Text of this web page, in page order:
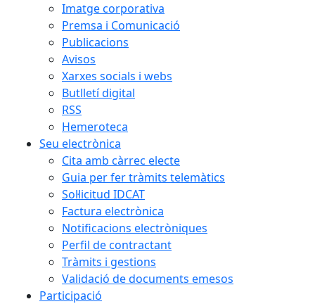
Imatge corporativa
Premsa i Comunicació
Publicacions
Avisos
Xarxes socials i webs
Butlletí digital
RSS
Hemeroteca
Seu electrònica
Cita amb càrrec electe
Guia per fer tràmits telemàtics
Sol·licitud IDCAT
Factura electrònica
Notificacions electròniques
Perfil de contractant
Tràmits i gestions
Validació de documents emesos
Participació